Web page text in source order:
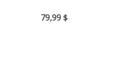
Prix
79,99 $